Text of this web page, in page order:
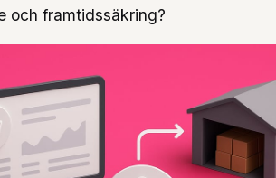
och framtidssäkring?